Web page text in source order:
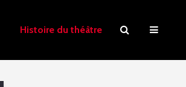
Histoire du théâtre